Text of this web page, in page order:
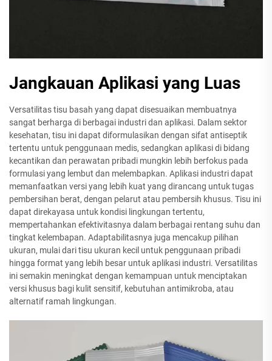
Jangkauan Aplikasi yang Luas
Versatilitas tisu basah yang dapat disesuaikan membuatnya
sangat berharga di berbagai industri dan aplikasi. Dalam sektor
kesehatan, tisu ini dapat diformulasikan dengan sifat antiseptik
tertentu untuk penggunaan medis, sedangkan aplikasi di bidang
kecantikan dan perawatan pribadi mungkin lebih berfokus pada
formulasi yang lembut dan melembapkan. Aplikasi industri dapat
memanfaatkan versi yang lebih kuat yang dirancang untuk tugas
pembersihan berat, dengan pelarut atau pembersih khusus. Tisu ini
dapat direkayasa untuk kondisi lingkungan tertentu,
mempertahankan efektivitasnya dalam berbagai rentang suhu dan
tingkat kelembapan. Adaptabilitasnya juga mencakup pilihan
ukuran, mulai dari tisu ukuran kecil untuk penggunaan pribadi
hingga format yang lebih besar untuk aplikasi industri. Versatilitas
ini semakin meningkat dengan kemampuan untuk menciptakan
versi khusus bagi kulit sensitif, kebutuhan antimikroba, atau
alternatif ramah lingkungan.